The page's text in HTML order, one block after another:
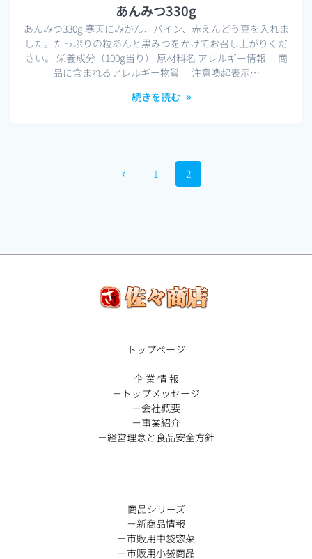
あんみつ330g
あんみつ330g 寒天にみかん、パイン、赤えんどう豆を入れま
した。たっぷりの粒あんと黒みつをかけてお召し上がりくだ
さい。 栄養成分（100g当り） 原材料名 アレルギー情報 商
品に含まれるアレルギー物質 注意喚起表示…
続きを読む
固1
固
定
2
トップページ
企 業 情 報
－トップメッセージ
－会社概要
－事業紹介
－経営理念と食品安全方針
商品シリーズ
－新商品情報
－市販用中袋惣菜
－市販用小袋商品